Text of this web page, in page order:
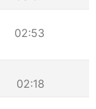
02:53
02:18